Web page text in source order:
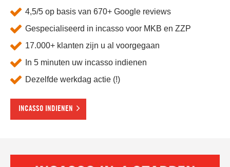
4,5/5 op basis van 670+ Google reviews
Gespecialiseerd in incasso voor MKB en ZZP
17.000+ klanten zijn u al voorgegaan
In 5 minuten uw incasso indienen
Dezelfde werkdag actie (!)
INCASSO INDIENEN